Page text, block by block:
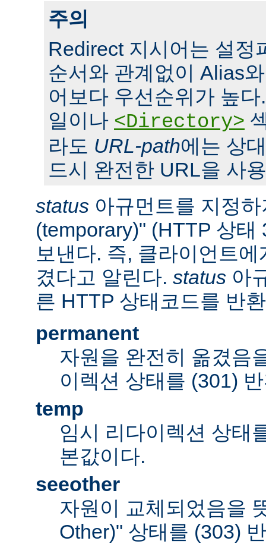
주의
Redirect 지시어는 설정
순서와 관계없이 Alias
어보다 우선순위가 높
일이나 <Directory>
라도 URL-path에는 상
드시 완전한 URL을 사
status 아규먼트를 지정
(temporary)" (HTTP 상태
보낸다. 즉, 클라이언트
겼다고 알린다. status 아
른 HTTP 상태코드를 반
permanent
자원을 완전히 옮겼음
이렉션 상태를 (301)
temp
임시 리다이렉션 상태
본값이다.
seeother
자원이 교체되었음을
Other)" 상태를 (303)